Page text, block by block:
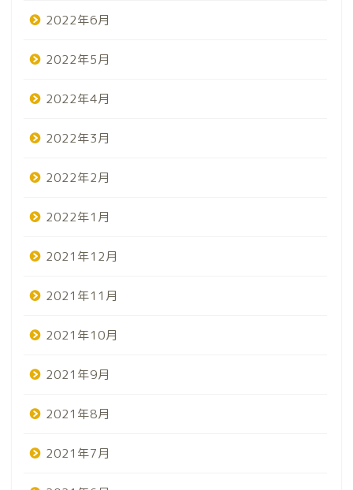
2022年6月
2022年5月
2022年4月
2022年3月
2022年2月
2022年1月
2021年12月
2021年11月
2021年10月
2021年9月
2021年8月
2021年7月